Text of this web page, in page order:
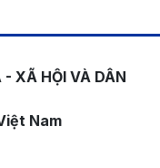
XÃ HỘI VÀ DÂN
Nam